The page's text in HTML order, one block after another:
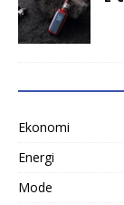
Ekonomi
Energi
Mode